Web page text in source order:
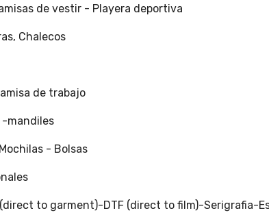
de vestir - Playera deportiva
Chalecos
de trabajo
mandiles
- Bolsas
to garment)-DTF (direct to film)-Serigrafia-